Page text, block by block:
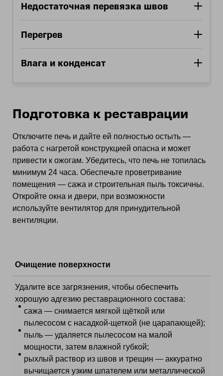
Недостаточная перевязка швов
Перегрев
Влага и конденсат
Подготовка к реставрации
Отключите печь и дайте ей полностью остыть —
работа с нагретой конструкцией опасна и может
привести к ожогам. Убедитесь, что печь не топилась
минимум 24 часа. Обеспечьте проветривание
помещения — сажа и строительная пыль токсичны.
Откройте окна и двери, при возможности
используйте вентилятор для принудительной
вентиляции.
Очищение поверхности
Удалите все загрязнения, чтобы обеспечить
хорошую адгезию реставрационного состава:
сажа — снимается мягкой щёткой или
пылесосом с насадкой‑щеткой (не царапающей);
пыль — удаляется пылесосом на малой
мощности, затем влажной губкой;
рыхлый раствор из швов и трещин — аккуратно
вычищается узким шпателем или металлической